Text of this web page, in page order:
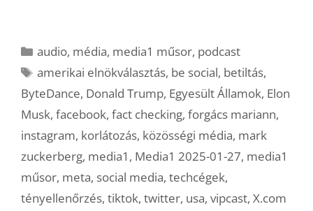
Kategória
audio, média, media1 műsor, podcast
Címkék
amerikai elnökválasztás, be social, betiltás,
ByteDance, Donald Trump, Egyesült Államok, Elon
Musk, facebook, fact checking, forgács mariann,
instagram, korlátozás, közösségi média, mark
zuckerberg, media1 , Media1 2025-01-27, media1
műsor, meta, social media, techcégek,
tényellenőrzés, tiktok, twitter, usa, vipcast, X.com